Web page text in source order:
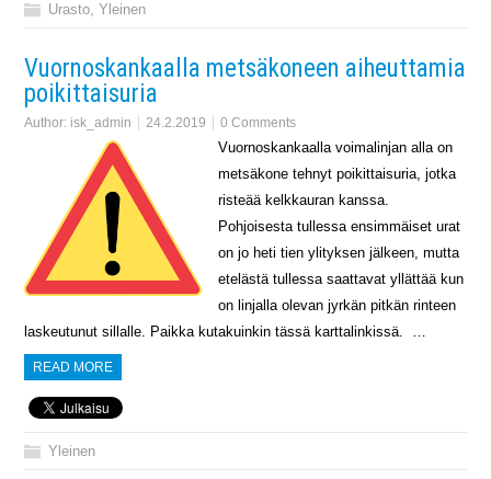
Urasto,Yleinen
Vuornoskankaalla metsäkoneen aiheuttamia
poikittaisuria
Author: isk_admin 24.2.2019 0 Comments
Vuornoskankaalla voimalinjan alla on
metsäkone tehnyt poikittaisuria, jotka
risteää kelkkauran kanssa.
Pohjoisesta tullessa ensimmäiset urat
on jo heti tien ylityksen jälkeen, mutta
etelästä tullessa saattavat yllättää kun
on linjalla olevan jyrkän pitkän rinteen
laskeutunut sillalle. Paikka kutakuinkin tässä karttalinkissä. …
READ MORE
Yleinen